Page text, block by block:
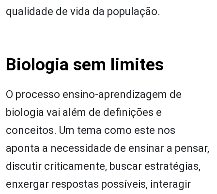
qualidade de vida da população.
Biologia sem limites
O processo ensino-aprendizagem de
biologia vai além de definições e
conceitos. Um tema como este nos
aponta a necessidade de ensinar a pensar,
discutir criticamente, buscar estratégias,
enxergar respostas possíveis, interagir